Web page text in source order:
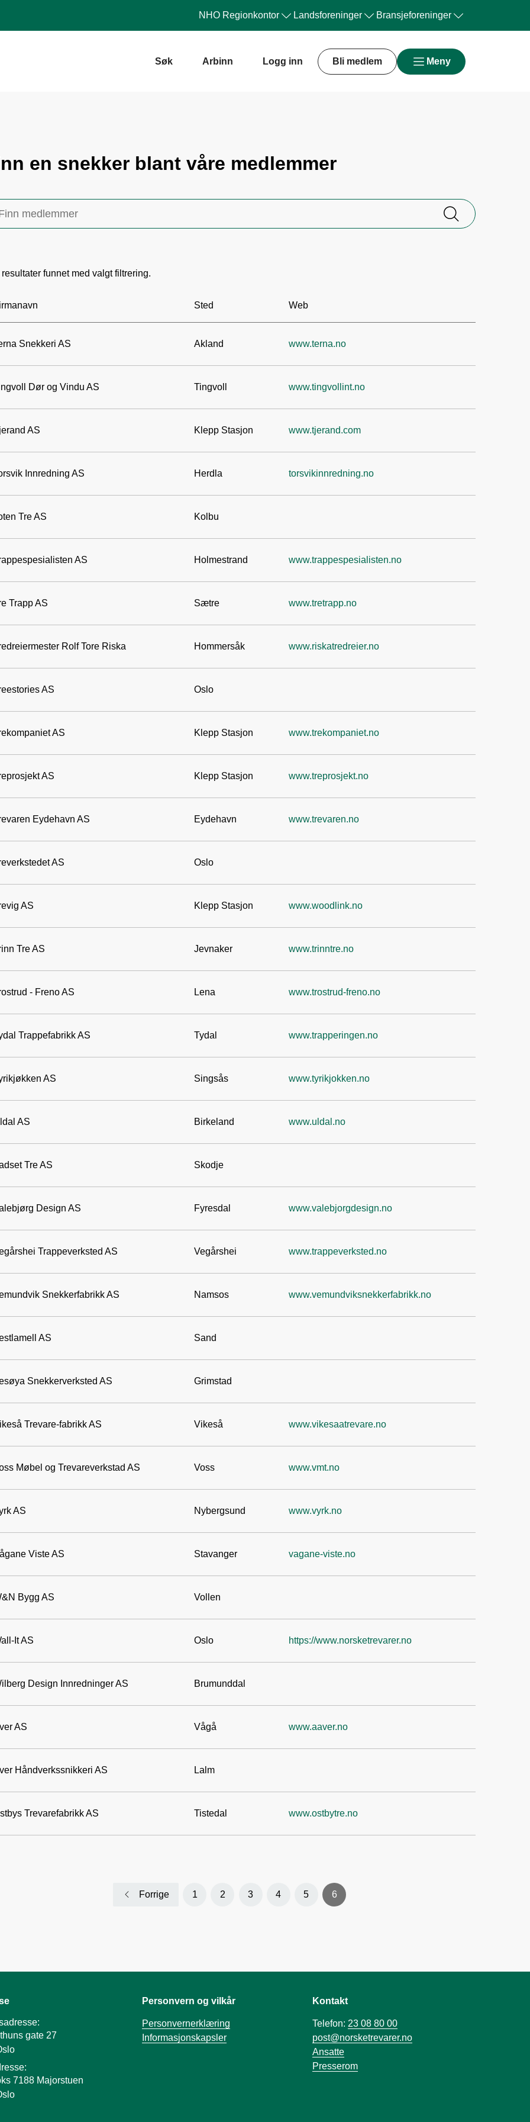
NHO Regionkontor Landsforeninger Bransjeforeninger
Søk Arbinn Logg inn Bli medlem Meny
en snekker blant våre medlemmer
resultater funnet med valgt filtrering.
Sted Web
Snekkeri AS Akland www.terna.no
Dør og Vindu AS Tingvoll www.tingvollint.no
AS Klepp Stasjon www.tjerand.com
Innredning AS Herdla torsvikinnredning.no
Tre AS Kolbu
AS Holmestrand www.trappespesialisten.no
Trapp AS Sætre www.tretrapp.no
Rolf Tore Riska Hommersåk www.riskatredreier.no
AS Oslo
AS Klepp Stasjon www.trekompaniet.no
AS Klepp Stasjon www.treprosjekt.no
Eydehavn AS Eydehavn www.trevaren.no
AS Oslo
AS Klepp Stasjon www.woodlink.no
Tre AS Jevnaker www.trinntre.no
- Freno AS Lena www.trostrud-freno.no
Trappefabrikk AS Tydal www.trapperingen.no
AS Singsås www.tyrikjokken.no
AS Birkeland www.uldal.no
Tre AS Skodje
Design AS Fyresdal www.valebjorgdesign.no
Trappeverksted AS Vegårshei www.trappeverksted.no
Snekkerfabrikk AS Namsos www.vemundviksnekkerfabrikk.no
AS Sand
Snekkerverksted AS Grimstad
Trevare-fabrikk AS Vikeså www.vikesaatrevare.no
Møbel og Trevareverkstad AS Voss www.vmt.no
AS Nybergsund www.vyrk.no
Viste AS Stavanger vagane-viste.no
Bygg AS Vollen
It AS Oslo https://www.norsketrevarer.no
Design Innredninger AS Brumunddal
AS Vågå www.aaver.no
Håndverkssnikkeri AS Lalm
Trevarefabrikk AS Tistedal www.ostbytre.no
Forrige 1 2 3 4 5 6
gate 27
7188 Majorstuen
Personvern og vilkår
Personvernerklæring
Informasjonskapsler
Kontakt
Telefon: 23 08 80 00
post@norsketrevarer.no
Ansatte
Presserom